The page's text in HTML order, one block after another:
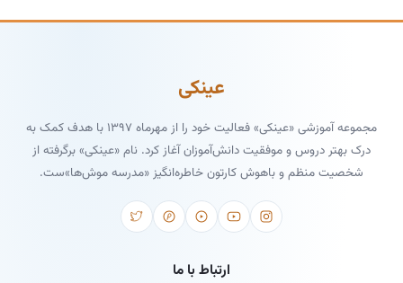
عینکی
مجموعه آموزشی «عینکی» فعالیت خود را از مهرماه ۱۳۹۷ با هدف کمک به
درک بهتر دروس و موفقیت دانش‌آموزان آغاز کرد. نام «عینکی» برگرفته از
شخصیت منظم و باهوش کارتون خاطره‌انگیز «مدرسه موش‌ها»ست.
ارتباط با ما